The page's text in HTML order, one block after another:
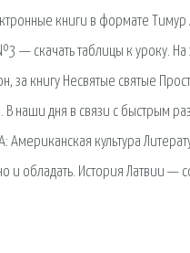
книги в формате
скачать таблицы к уроку. На
книгу Несвятые святые
В наши дня в связи с быстрым
Американская культура
и обладать. История Латвии